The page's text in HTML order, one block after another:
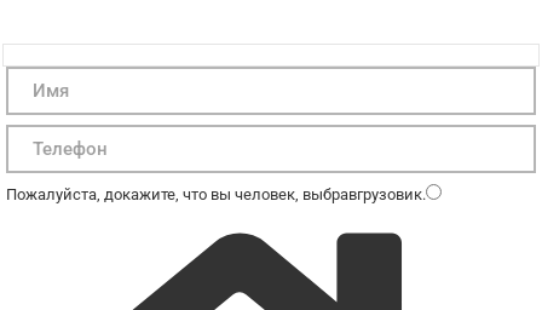
Пожалуйста, докажите, что вы человек, выбравгрузовик.